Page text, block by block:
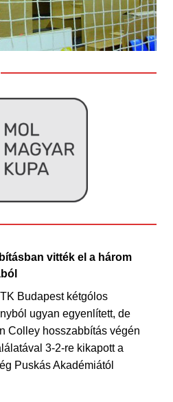
vitték el a három
Budapest kétgólos
ugyan egyenlített, de
Colley hosszabbítás végén
3-2-re kikapott a
Puskás Akadémiától